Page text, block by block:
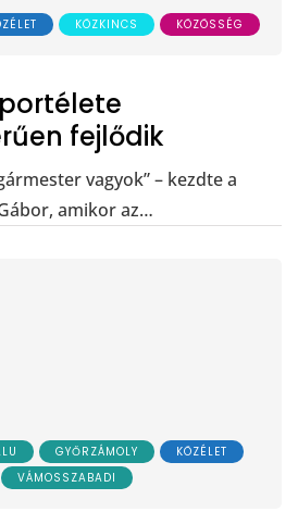
KÖZKINCS KÖZÖSSÉG
fejlődik
vagyok” – kezdte a
amikor az…
GYŐRZÁMOLY
KÖZÉLET
VÁMOSSZABADI